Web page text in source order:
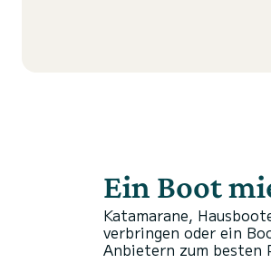
Ein Boot
Katamarane,
verbringen oder ein
Anbietern zum besten